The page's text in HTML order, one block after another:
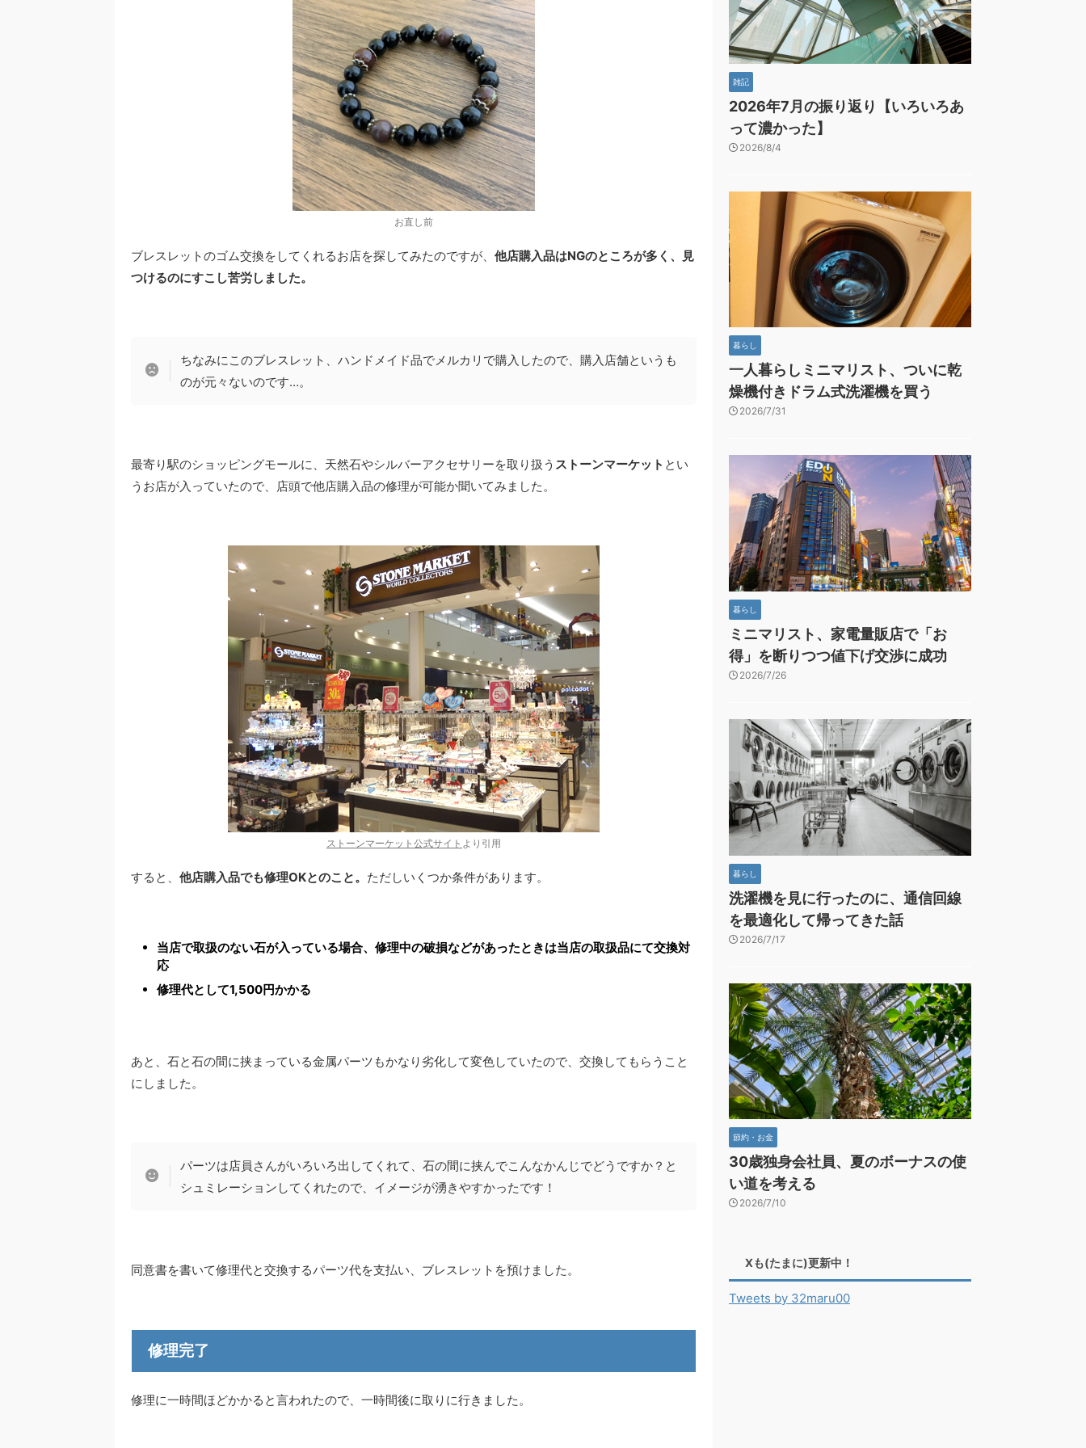
お直し前
ブレスレットのゴム交換をしてくれるお店を探してみたのですが、 他店購入品はNGのところが多く、見
つけるのにすこし苦労しました。
ちなみにこのブレスレット、ハンドメイド品でメルカリで購入したので、購入店舗というも
のが元々ないのです…。
最寄り駅のショッピングモールに、天然石やシルバーアクセサリーを取り扱う ストーンマーケット とい
うお店が入っていたので、店頭で他店購入品の修理が可能か聞いてみました。
ストーンマーケット公式サイト より引用
すると、 他店購入品でも修理OKとのこと。 ただしいくつか条件があります。
当店で取扱のない石が入っている場合、修理中の破損などがあったときは当店の取扱品にて交換対
応
修理代として1,500円かかる
あと、石と石の間に挟まっている金属パーツもかなり劣化して変色していたので、交換してもらうこと
にしました。
パーツは店員さんがいろいろ出してくれて、石の間に挟んでこんなかんじでどうですか？と
シュミレーションしてくれたので、イメージが湧きやすかったです！
同意書を書いて修理代と交換するパーツ代を支払い、ブレスレットを預けました。
修理完了
修理に一時間ほどかかると言われたので、一時間後に取りに行きました。
雑記
2026年7月の振り返り【いろいろあ
って濃かった】
2026/8/4
暮らし
一人暮らしミニマリスト、ついに乾
燥機付きドラム式洗濯機を買う
2026/7/31
暮らし
ミニマリスト、家電量販店で「お
得」を断りつつ値下げ交渉に成功
2026/7/26
暮らし
洗濯機を見に行ったのに、通信回線
を最適化して帰ってきた話
2026/7/17
節約・お金
30歳独身会社員、夏のボーナスの使
い道を考える
2026/7/10
Xも(たまに)更新中！
Tweets by 32maru00